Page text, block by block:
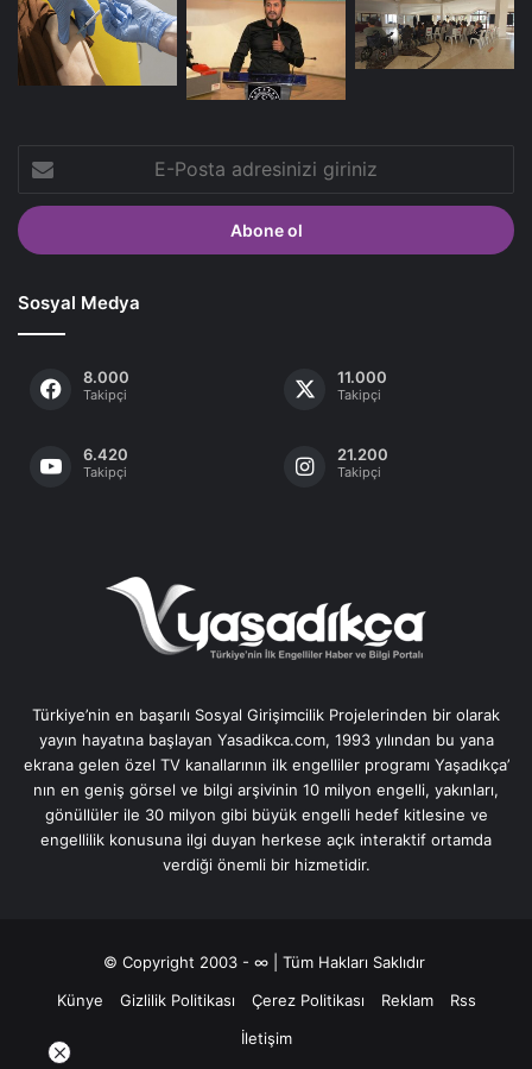
Posta
adresinizi
giriniz
Sosyal Medya
8.000
Takipçi
11.000
Takipçi
6.420
Takipçi
21.200
Takipçi
Türkiye’nin en başarılı Sosyal Girişimcilik Projelerinden bir olarak
yayın hayatına başlayan Yasadikca.com, 1993 yılından bu yana
ekrana gelen özel TV kanallarının ilk engelliler programı Yaşadıkça’
nın en geniş görsel ve bilgi arşivinin 10 milyon engelli, yakınları,
gönüllüler ile 30 milyon gibi büyük engelli hedef kitlesine ve
engellilik konusuna ilgi duyan herkese açık interaktif ortamda
verdiği önemli bir hizmetidir.
© Copyright 2003 - ∞ | Tüm Hakları Saklıdır
Künye
Gizlilik Politikası Çerez Politikası Reklam
Rss
İletişim